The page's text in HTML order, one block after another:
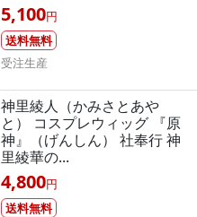
5,100円
送料無料
受注生産
神里綾人（かみさとあや
と） コスプレウィッグ 『原
神』（げんしん） 社奉行 神
里綾華の...
4,800円
送料無料